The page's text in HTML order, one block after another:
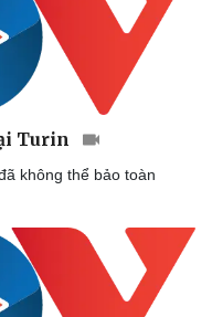
Đời sống
Blog
Tình yêu - Gia đình
Turin
không thể bảo toàn